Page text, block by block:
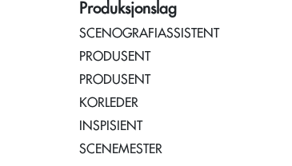
Produksjonslag
SCENOGRAFIASSISTENT
PRODUSENT
PRODUSENT
KORLEDER
INSPISIENT
SCENEMESTER